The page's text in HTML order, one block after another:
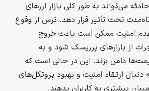
می‌تواند به طور کلی بازار ارزهای
تحت تأثیر قرار دهد. ترس از وقوع
امنیت ممکن است باعث خروج
از بازار‌های پرریسک شود و به
دامن بزند. این در حالی است که
دنبال ارتقاء امنیت و بهبود پروتکل‌های
بیشتری به کاربران بدهند.